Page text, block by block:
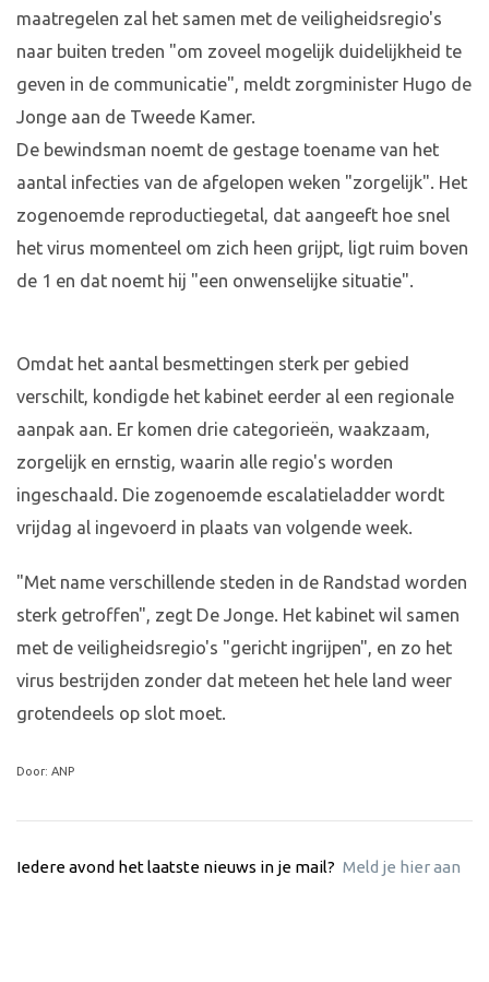
maatregelen zal het samen met de veiligheidsregio's
naar buiten treden "om zoveel mogelijk duidelijkheid te
geven in de communicatie", meldt zorgminister Hugo de
Jonge aan de Tweede Kamer.
De bewindsman noemt de gestage toename van het
aantal infecties van de afgelopen weken "zorgelijk". Het
zogenoemde reproductiegetal, dat aangeeft hoe snel
het virus momenteel om zich heen grijpt, ligt ruim boven
de 1 en dat noemt hij "een onwenselijke situatie".
Omdat het aantal besmettingen sterk per gebied
verschilt, kondigde het kabinet eerder al een regionale
aanpak aan. Er komen drie categorieën, waakzaam,
zorgelijk en ernstig, waarin alle regio's worden
ingeschaald. Die zogenoemde escalatieladder wordt
vrijdag al ingevoerd in plaats van volgende week.
"Met name verschillende steden in de Randstad worden
sterk getroffen", zegt De Jonge. Het kabinet wil samen
met de veiligheidsregio's "gericht ingrijpen", en zo het
virus bestrijden zonder dat meteen het hele land weer
grotendeels op slot moet.
Door: ANP
Iedere avond het laatste nieuws in je mail? Meld je hier aan